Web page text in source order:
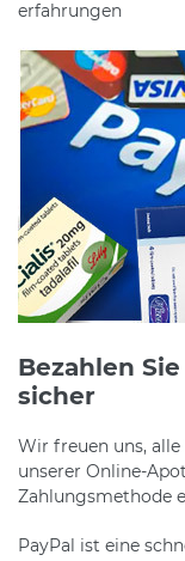
erfahrungen
Bezahlen
sicher
Wir freuen uns,
unserer Online-
Zahlungsmethode
PayPal ist eine